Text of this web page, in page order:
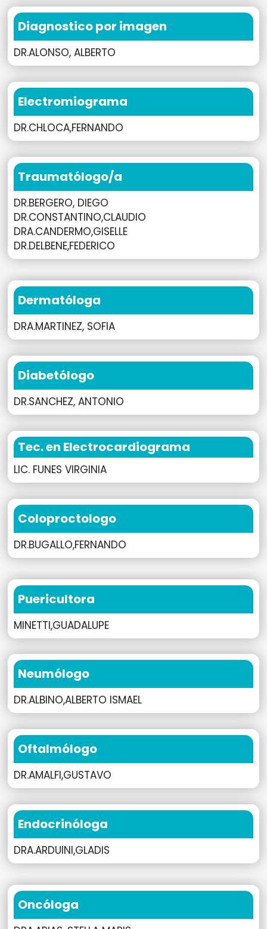
Diagnostico por imagen
DR.ALONSO, ALBERTO
Electromiograma
DR.CHLOCA,FERNANDO
Traumatólogo/a
DR.BERGERO, DIEGO
DR.CONSTANTINO,CLAUDIO
DRA.CANDERMO,GISELLE
DR.DELBENE,FEDERICO
Dermatóloga
DRA.MARTINEZ, SOFIA
Diabetólogo
DR.SANCHEZ, ANTONIO
Tec. en Electrocardiograma
LIC. FUNES VIRGINIA
Coloproctologo
DR.BUGALLO,FERNANDO
Puericultora
MINETTI,GUADALUPE
Neumólogo
DR.ALBINO,ALBERTO ISMAEL
Oftalmólogo
DR.AMALFI,GUSTAVO
Endocrinóloga
DRA.ARDUINI,GLADIS
Oncóloga